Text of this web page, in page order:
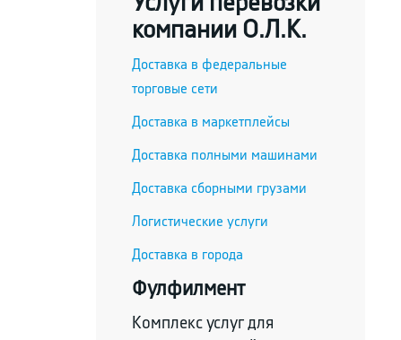
компании О.Л.К.
Доставка в федеральные
торговые сети
Доставка в маркетплейсы
Доставка полными машинами
Доставка сборными грузами
Логистические услуги
Доставка в города
Фулфилмент
Комплекс услуг для